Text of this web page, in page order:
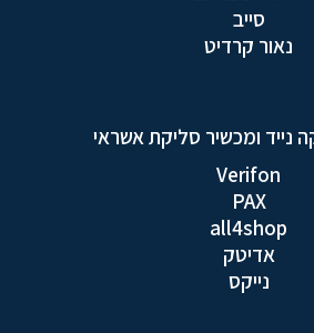
סייב
נאור קרדיט
נייד ומכשיר סליקת אשראי
Verifon
PAX
all4shop
אדיטק
נייקס